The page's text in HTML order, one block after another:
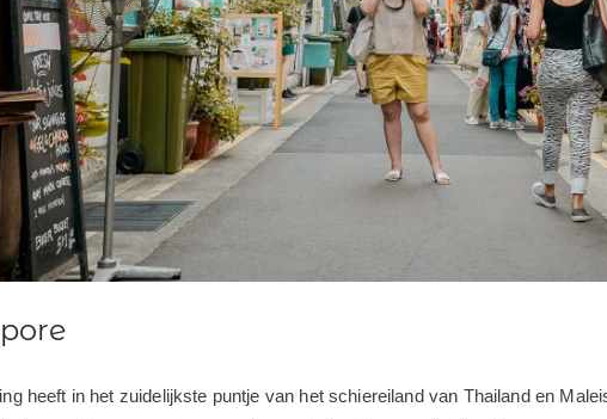
heeft in het zuidelijkste puntje van het schiereiland van Thailand en